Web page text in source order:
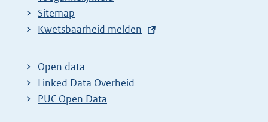
Sitemap
E
t
e
r
Kwetsbaarheid melden
Open data
Linked Data Overheid
PUC Open Data